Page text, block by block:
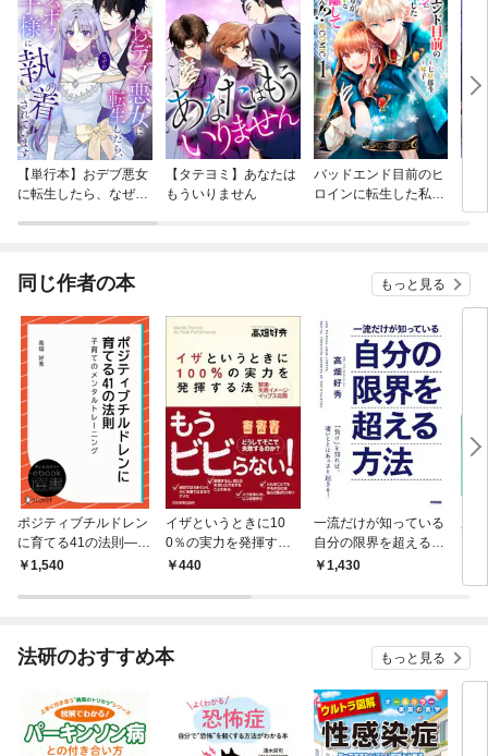
【単行本】おデブ悪女
に転生したら、なぜか
【タテヨミ】あなたは
もういりません
バッドエンド目前のヒ
ロインに転生した私、
同じ作者の本 もっと見る
ポジティブチルドレン
に育てる41の法則―子
育てのメンタルトレー
1,540
イザというときに10
0％の実力を発揮する
法 緊張・失敗イメー
440
一流だけが知っている
自分の限界を超える方
法1,430
３
法研のおすすめ本 もっと見る